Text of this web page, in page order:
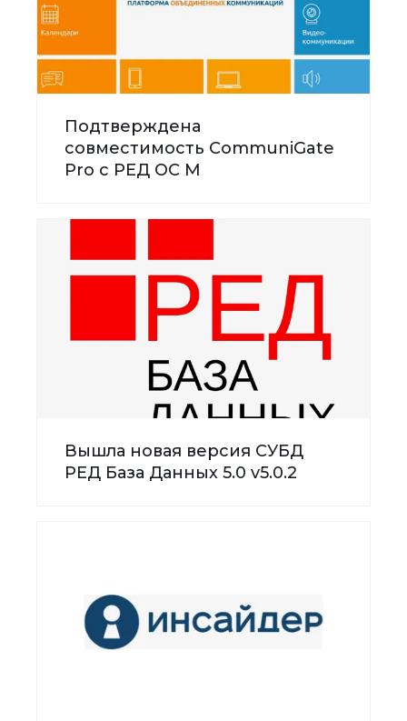
Подтверждена
совместимость CommuniGate
Pro с РЕД ОС М
Вышла новая версия СУБД
РЕД База Данных 5.0 v5.0.2